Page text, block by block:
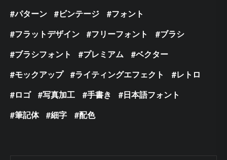
パターン
ビンテージ
フォント
フラットデザイン
フリーフォント
ブラシ
ブラシフォント
プレミアム
ベクター
モックアップ
ライティングエフェクト
レトロ
ロゴ
写真加工 手書き
日本語フォント
筆記体
細字 配色